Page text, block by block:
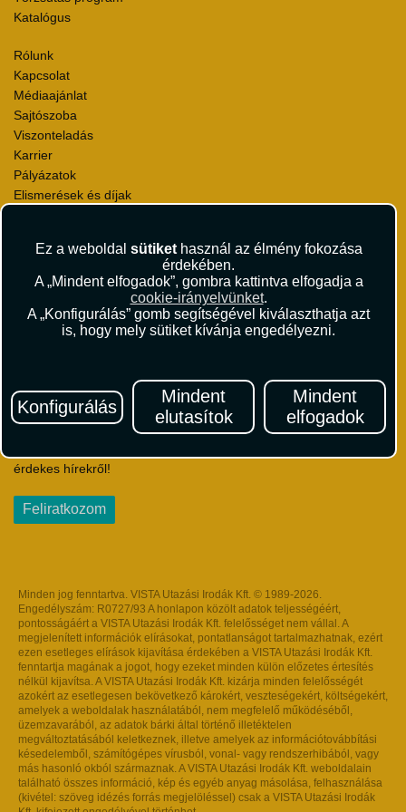
Ez a weboldal sütikethasznál az élmény fokozása
érdekében.
A „Mindent elfogadok”, gombra kattintva elfogadja a
cookie-irányelvünket.
A „Konfigurálás” gomb segítségével kiválaszthatja azt
is, hogy mely sütiket kívánja engedélyezni.
Konfigurálás
Mindent
elutasítok
Mindent
elfogadok
Katalógus
Rólunk
Kapcsolat
Médiaajánlat
Sajtószoba
Viszonteladás
Karrier
Pályázatok
Elismerések és díjak
Utazási Csomag Szerződési Feltételek
Útlemondás-biztosítás Szerződési Feltételek
Utasbiztosítás Szerződési Feltételek
Repülőjegy Szerződési Feltételek
Adatvédelem
Hírlevél
Iratkozzon fel Magyarország egyik legszínesebb utazási
érdekes hírekről!
Feliratkozom
Minden jog fenntartva. VISTA Utazási Irodák Kft. © 1989-2026.
Engedélyszám: R0727/93 A honlapon közölt adatok teljességéért,
pontosságáért a VISTA Utazási Irodák Kft. felelősséget nem vállal. A
megjelenített információk elírásokat, pontatlanságot tartalmazhatnak, ezért
ezen esetleges elírások kijavítása érdekében a VISTA Utazási Irodák Kft.
fenntartja magának a jogot, hogy ezeket minden külön előzetes értesítés
nélkül kijavítsa. A VISTA Utazási Irodák Kft. kizárja minden felelősségét
azokért az esetlegesen bekövetkező károkért, veszteségekért, költségekért,
amelyek a weboldalak használatából, nem megfelelő működéséből,
üzemzavarából, az adatok bárki által történő illetéktelen
megváltoztatásából keletkeznek, illetve amelyek az információtovábbítási
késedelemből, számítógépes vírusból, vonal- vagy rendszerhibából, vagy
más hasonló okból származnak. A VISTA Utazási Irodák Kft. weboldalain
található összes információ, kép és egyéb anyag másolása, felhasználása
(kivétel: szöveg idézés forrás megjelöléssel) csak a VISTA Utazási Irodák